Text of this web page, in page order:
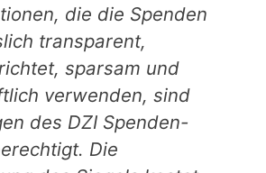
die die Spenden
transparent,
sparsam und
verwenden, sind
des DZI Spenden-
Die